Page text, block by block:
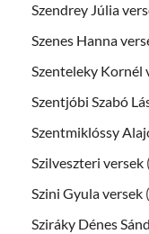
Szendrey Júlia
Szenes Hanna
Szenteleky Kornél
Szentjóbi Szabó
Szentmiklóssy
Szilveszteri versek
Szini Gyula versek
Sziráky Dénes